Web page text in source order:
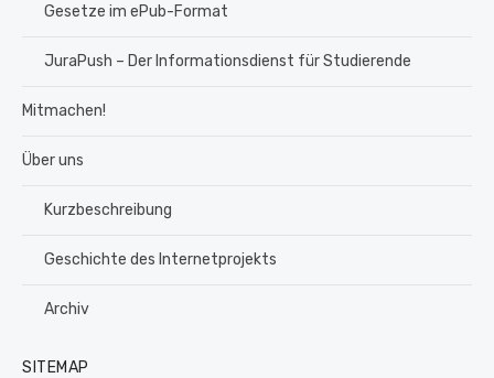
Gesetze im ePub-Format
JuraPush – Der Informationsdienst für Studierende
Mitmachen!
Über uns
Kurzbeschreibung
Geschichte des Internetprojekts
Archiv
SITEMAP